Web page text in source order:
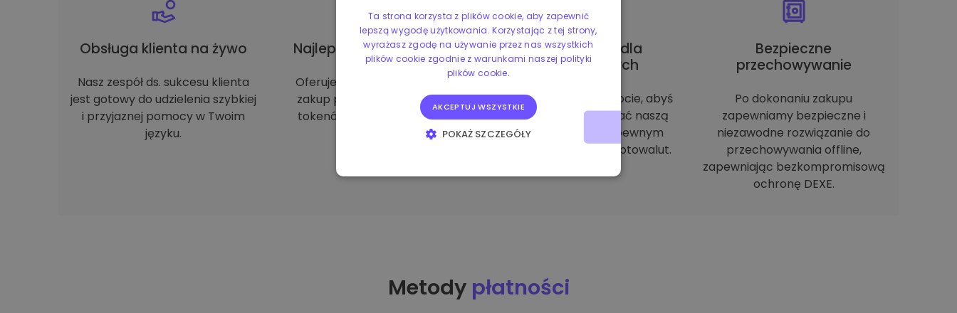
Obsługa klienta na żywo
Nasz zespół ds. sukcesu klienta
jest gotowy do udzielenia szybkiej
i przyjaznej pomocy w Twoim
języku.
Najlepszy wybór monet
Oferujemy natychmiastowy
zakup popularnych monet i
tokenów, w tym m.in. DeXe.
Odpowiednie dla
początkujących
Skupiamy się na prostocie, abyś
mógł szybko opanować naszą
platformę i stać się pewnym
siebie inwestorem kryptowalut.
Bezpieczne
przechowywanie
Po dokonaniu zakupu
zapewniamy bezpieczne i
niezawodne rozwiązanie do
przechowywania offline,
zapewniając bezkompromisową
ochronę DEXE.
Metody płatności
Ta strona korzysta z plików cookie, aby zapewnić
lepszą wygodę użytkowania. Korzystając z tej strony,
wyrażasz zgodę na używanie przez nas wszystkich
plików cookie zgodnie z warunkami naszej polityki
plików cookie.
AKCEPTUJ WSZYSTKIE
POKAŻ SZCZEGÓŁY